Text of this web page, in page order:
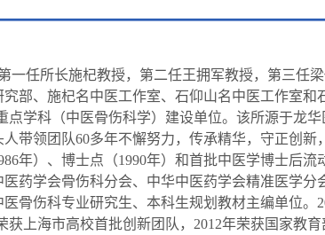
一任所长施杞教授，第二任王拥军教授，第三任
部、施杞名中医工作室、石仰山名中医工作室和
点学科（中医骨伤科学）建设单位。该所源于龙华
带领团队60多年不懈努力，传承精华，守正创新
年）、博士点（1990年）和首批中医学博士后流
药学会骨伤科分会、中华中医药学会精准医学分
骨伤科专业研究生、本科生规划教材主编单位。
获上海市高校首批创新团队，2012年荣获国家教